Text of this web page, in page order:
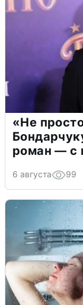
«Не
роман — с
6 августа 99